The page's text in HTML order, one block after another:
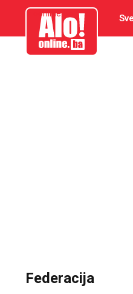
aloonline.ba
Federacija